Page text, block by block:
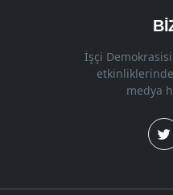
İşçi
medya